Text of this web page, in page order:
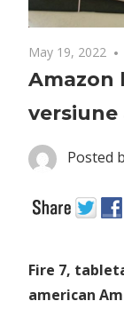
May 19, 2022
Amazon
versiune
Posted
Fire 7,
american